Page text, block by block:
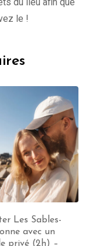
du lieu afin que
le !
de Laval avec
privé (1 à
– Groupe jusqu’à